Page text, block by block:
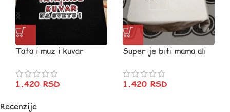
Tata i muz i kuvar
1.420 RSD
Super je biti mama ali
1.420 RSD
Recenzije